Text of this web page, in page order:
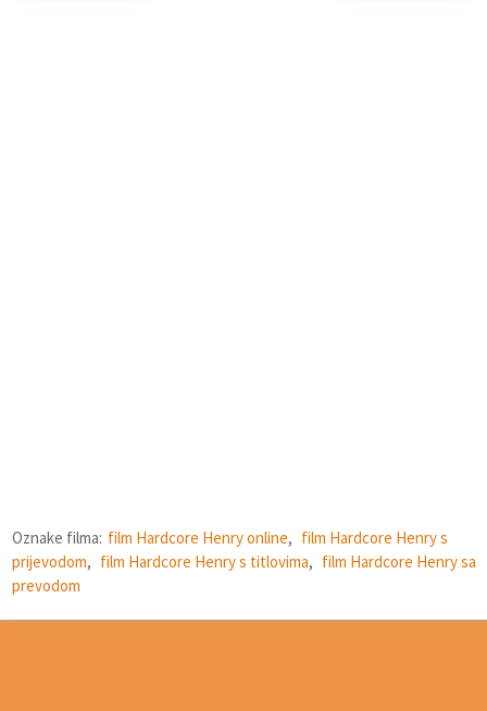
Oznake filma: film Hardcore Henry online, film Hardcore Henry s
prijevodom, film Hardcore Henry s titlovima, film Hardcore Henry sa
prevodom